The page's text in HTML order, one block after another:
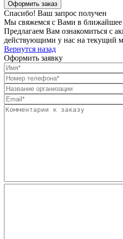
Спасибо! Ваш запрос получен
Мы свяжемся с Вами в ближайшее
Предлагаем Вам ознакомиться с
действующими у нас на текущий
Вернутся назад
Оформить заявку